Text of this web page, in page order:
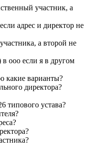
участник, а
адрес и директор не
а второй не
ооо если я в другом
какие варианты?
директора?
типового устава?